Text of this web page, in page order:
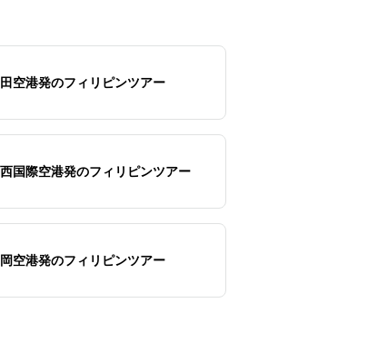
空港発のフィリピンツアー
国際空港発のフィリピンツアー
空港発のフィリピンツアー